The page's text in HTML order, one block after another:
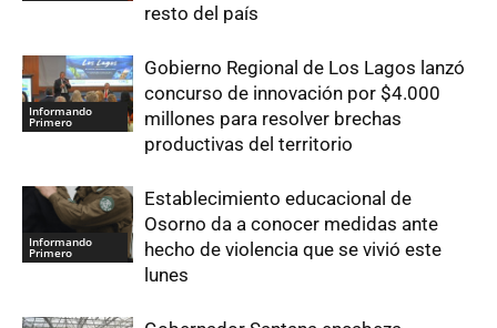
resto del país
Informando
Primero
Gobierno Regional de Los Lagos lanzó
concurso de innovación por $4.000
millones para resolver brechas
productivas del territorio
Informando
Primero
Establecimiento educacional de
Osorno da a conocer medidas ante
hecho de violencia que se vivió este
lunes